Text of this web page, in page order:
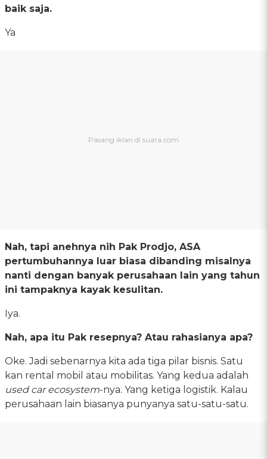
baik saja.
Ya
Nah, tapi anehnya nih Pak Prodjo, ASA
pertumbuhannya luar biasa dibanding misalnya
nanti dengan banyak perusahaan lain yang tahun
ini tampaknya kayak kesulitan.
Iya.
Nah, apa itu Pak resepnya? Atau rahasianya apa?
Oke. Jadi sebenarnya kita ada tiga pilar bisnis. Satu
kan rental mobil atau mobilitas. Yang kedua adalah
used car ecosystem-nya. Yang ketiga logistik. Kalau
perusahaan lain biasanya punyanya satu-satu-satu.